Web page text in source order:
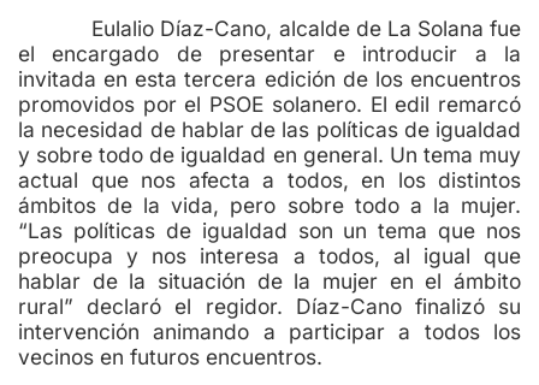
Eulalio Díaz-Cano, alcalde de La Solana fue
el encargado de presentar e introducir a la
invitada en esta tercera edición de los encuentros
promovidos por el PSOE solanero. El edil remarcó
la necesidad de hablar de las políticas de igualdad
y sobre todo de igualdad en general. Un tema muy
actual que nos afecta a todos, en los distintos
ámbitos de la vida, pero sobre todo a la mujer.
“Las políticas de igualdad son un tema que nos
preocupa y nos interesa a todos, al igual que
hablar de la situación de la mujer en el ámbito
rural” declaró el regidor. Díaz-Cano finalizó su
intervención animando a participar a todos los
vecinos en futuros encuentros.